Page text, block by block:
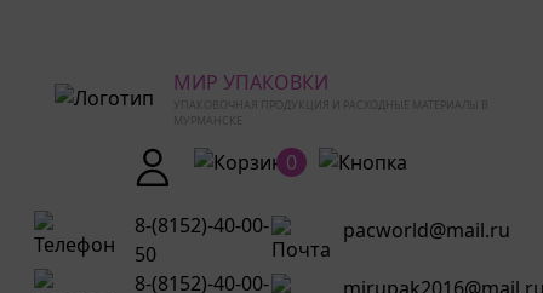
МИР УПАКОВКИ
УПАКОВОЧНАЯ ПРОДУКЦИЯ И РАСХОДНЫЕ МАТЕРИАЛЫ В
МУРМАНСКЕ
0
8-(8152)-40-00-
50
pacworld@mail.ru
8-(8152)-40-00-